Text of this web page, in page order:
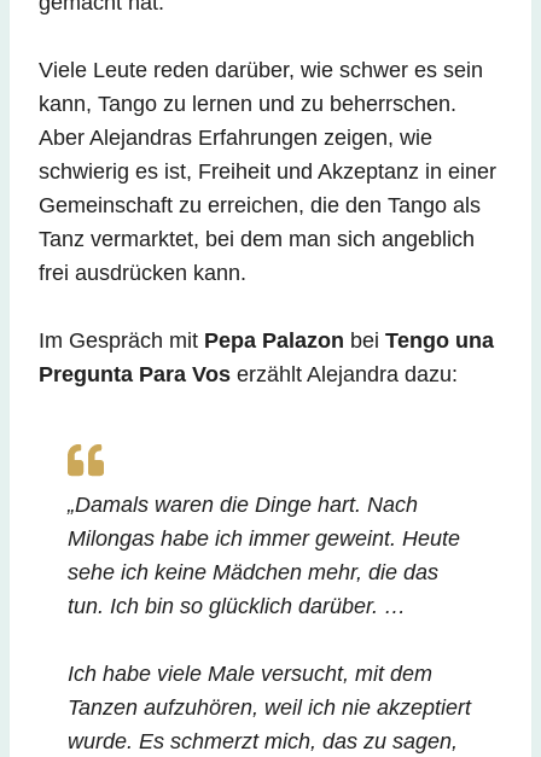
Viele Leute reden darüber, wie schwer es sein
kann, Tango zu lernen und zu beherrschen.
Aber Alejandras Erfahrungen zeigen, wie
schwierig es ist, Freiheit und Akzeptanz in einer
Gemeinschaft zu erreichen, die den Tango als
Tanz vermarktet, bei dem man sich angeblich
frei ausdrücken kann.
Im Gespräch mit Pepa Palazon bei Tengo una
Pregunta Para Vos erzählt Alejandra dazu:
„Damals waren die Dinge hart. Nach
Milongas habe ich immer geweint. Heute
sehe ich keine Mädchen mehr, die das
tun. Ich bin so glücklich darüber. …
Ich habe viele Male versucht, mit dem
Tanzen aufzuhören, weil ich nie akzeptiert
wurde. Es schmerzt mich, das zu sagen,